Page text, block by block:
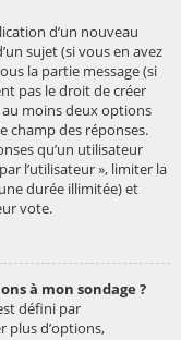
d’un nouveau
sujet (si vous en avez
la partie message (si
pas le droit de créer
au moins deux options
champ des réponses.
qu’un utilisateur
l’utilisateur », limiter la
durée illimitée) et
vote.
à mon sondage ?
défini par
plus d’options,